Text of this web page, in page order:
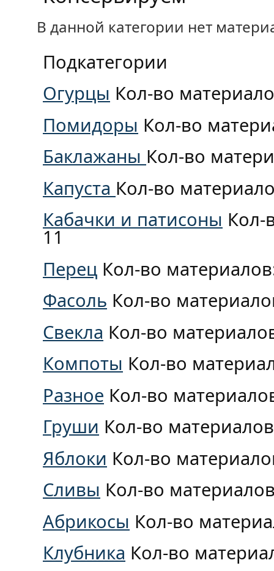
В данной категории нет
Подкатегории
Огурцы Кол-во
Помидоры Кол-во
Баклажаны Кол-во
Капуста Кол-во
Кабачки и патисоны Кол-
11
Перец Кол-во
Фасоль Кол-во
Свекла Кол-во
Компоты Кол-во
Разное Кол-во
Груши Кол-во
Яблоки Кол-во
Сливы Кол-во
Абрикосы Кол-во
Клубника Кол-во